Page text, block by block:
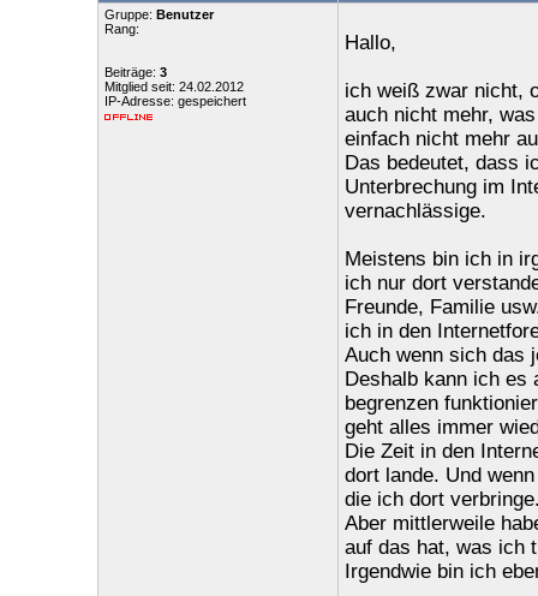
Gruppe: Benutzer
Rang:
Beiträge: 3
Mitglied seit: 24.02.2012
IP-Adresse: gespeichert
Hallo,
ich weiß zwar nicht,
auch nicht mehr,
einfach nicht mehr
Das bedeutet, dass
Unterbrechung im
vernachlässige.
Meistens bin ich in
ich nur dort
Freunde, Familie
ich in den
Auch wenn sich das
Deshalb kann ich es
begrenzen
geht alles immer
Die Zeit in den
dort lande. Und
die ich dort
Aber mittlerweile
auf das hat, was ich
Irgendwie bin ich